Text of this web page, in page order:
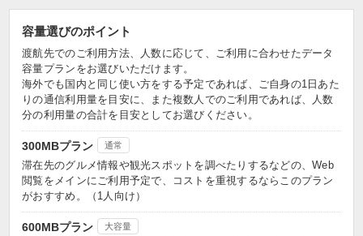
容量選びのポイント
渡航先でのご利用方法、人数に応じて、ご利用に合わせたデータ
容量プランをお選びいただけます。
海外でも国内と同じ使い方をする予定であれば、ご自身の1日あた
りの通信利用量を目安に、また複数人でのご利用であれば、人数
分の利用量の合計を目安としてお選びください。
300MBプラン 通常
滞在先のグルメ情報や観光スポットを調べたりするなどの、Web
閲覧をメインにご利用予定で、コストを重視するならこのプラン
がおすすめ。（1人向け）
600MBプラン 大容量